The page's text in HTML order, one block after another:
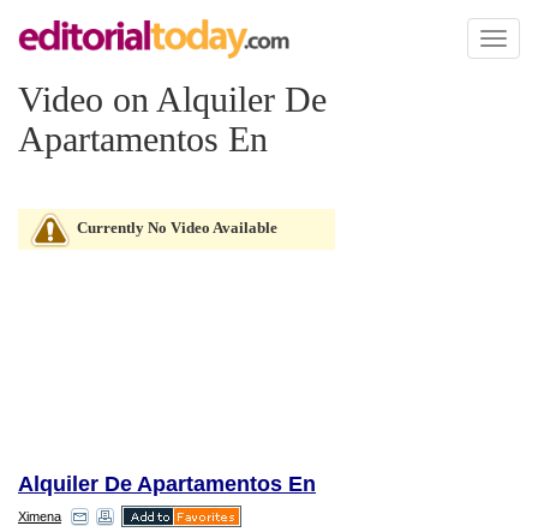
Toggle
Video on Alquiler De
Apartamentos En
Currently No Video Available
Alquiler De Apartamentos En
Ximena